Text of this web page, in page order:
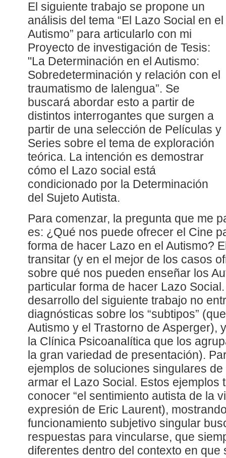
El siguiente trabajo se propone un
análisis del tema “El Lazo Social en el
Autismo” para articularlo con mi
Proyecto de investigación de Tesis:
"La Determinación en el Autismo:
Sobredeterminación y relación con el
traumatismo de lalengua”. Se
buscará abordar esto a partir de
distintos interrogantes que surgen a
partir de una selección de Películas y
Series sobre el tema de exploración
teórica. La intención es demostrar
cómo el Lazo social está
condicionado por la Determinación
del Sujeto Autista.
Para comenzar, la pregunta que me
es: ¿Qué nos puede ofrecer el Cine
forma de hacer Lazo en el Autismo?
transitar (y en el mejor de los casos
sobre qué nos pueden enseñar los
particular forma de hacer Lazo
desarrollo del siguiente trabajo no
diagnósticas sobre los “subtipos”
Autismo y el Trastorno de Asperger),
la Clínica Psicoanalítica que los
la gran variedad de presentación).
ejemplos de soluciones singulares
armar el Lazo Social. Estos ejemplos
conocer “el sentimiento autista de la
expresión de Eric Laurent),
funcionamiento subjetivo singular
respuestas para vincularse, que
diferentes dentro del contexto en que